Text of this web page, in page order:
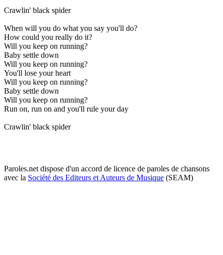
Crawlin' black spider
When will you do what you say you'll do?
How could you really do it?
Will you keep on running?
Baby settle down
Will you keep on running?
You'll lose your heart
Will you keep on running?
Baby settle down
Will you keep on running?
Run on, run on and you'll rule your day
Crawlin' black spider
Paroles.net dispose d'un accord de licence de paroles de chansons
avec la Société des Editeurs et Auteurs de Musique (SEAM)